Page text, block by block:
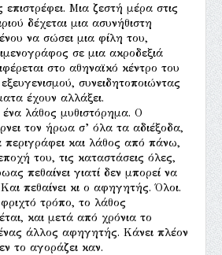
Μια ζεστή μέρα στις
δέχεται μια ασυνήθιστη
να σώσει μια φίλη του,
σε μια ακροδεξιά
στο αθηναϊκό κέντρο του
συνειδητοποιώντας
έχουν αλλάξει.
λάθος μυθιστόρημα. Ο
τον ήρωα σ’ όλα τα αδιέξοδα,
και λάθος από πάνω,
του, τις καταστάσεις όλες,
πεθαίνει γιατί δεν μπορεί να
πεθαίνει κι ο αφηγητής. Όλοι.
τρόπο, το λάθος
και μετά από χρόνια το
άλλος αφηγητής. Κάνει πλέον
το αγοράζει καν.